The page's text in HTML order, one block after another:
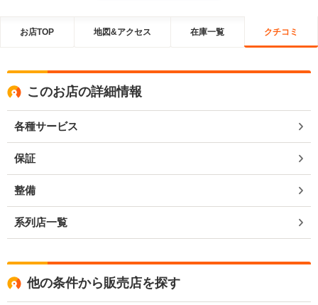
お店TOP 地図&アクセス 在庫一覧 クチコミ
このお店の詳細情報
各種サービス
保証
整備
系列店一覧
他の条件から販売店を探す